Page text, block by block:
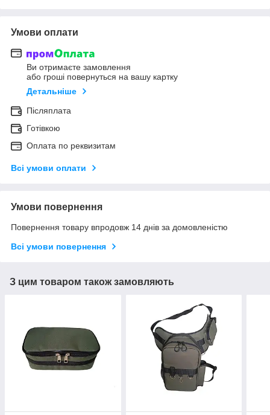
Умови оплати
Ви отримаєте замовлення
або гроші повернуться на вашу картку
Детальніше
Післяплата
Готівкою
Оплата по реквизитам
Всі умови оплати
Умови повернення
Повернення товару впродовж 14 днів за домовленістю
Всі умови повернення
З цим товаром також замовляють